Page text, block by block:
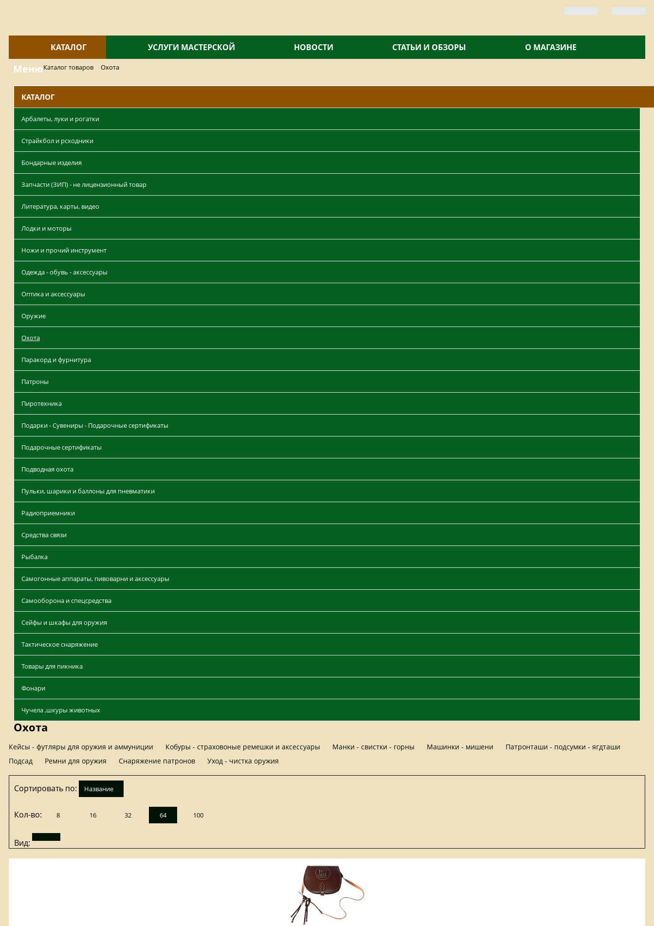
КАТАЛОГ УСЛУГИ МАСТЕРСКОЙ НОВОСТИ СТАТЬИ И ОБЗОРЫ О МАГАЗИНЕ
МенюКаталог товаров Охота
КАТАЛОГ
Арбалеты, луки и рогатки
Страйкбол и рсходники
Бондарные изделия
Запчасти (ЗИП) - не лицензионный товар
Литература, карты, видео
Лодки и моторы
Ножи и прочий инструмент
Одежда - обувь - аксессуары
Оптика и аксессуары
Оружие
Охота
Паракорд и фурнитура
Патроны
Пиротехника
Подарки - Сувениры - Подарочные сертификаты
Подарочные сертификаты
Подводная охота
Пульки, шарики и баллоны для пневматики
Радиоприемники
Средства связи
Рыбалка
Самогонные аппараты, пивоварни и аксессуары
Самооборона и спецсредства
Сейфы и шкафы для оружия
Тактическое снаряжение
Товары для пикника
Фонари
Чучела ,шкуры животных
Охота
Кейсы - футляры для оружия и аммуниции Кобуры - страховоные ремешки и аксессуары Манки - свистки - горны Машинки - мишени
Патронташи - подсумки - ягдташи
Подсад
Ремни для оружия Снаряжение патронов Уход - чистка оружия
Сортировать по: название
Кол-во: 8 16 32 64 100
Вид: